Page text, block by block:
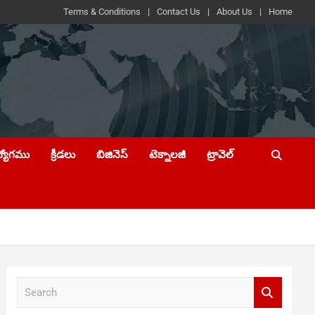
Terms & Conditions Contact Us About Us Home
క్రీడలు బిజినెస్ టెక్నాలజీ ట్రావెల్